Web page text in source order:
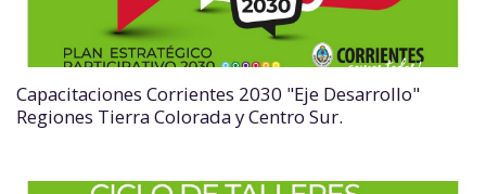
Capacitaciones Corrientes 2030 "Eje Desarrollo"
Regiones Tierra Colorada y Centro Sur.